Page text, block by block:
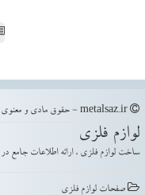
لوازم فلزی
ساخت لوازم فلزی ، ارائه اطلاعات جامع
صفحات لوازم فلزی